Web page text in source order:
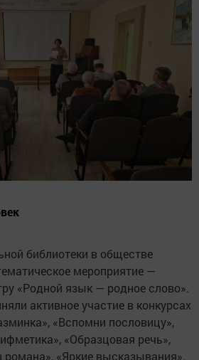
библиотеки в обществе
мероприятие —
«Родной язык — родное слово».
активное участие в конкурсах
«Вспомни пословицу»,
«Образцовая речь»,
романа», «Яркие высказывания».